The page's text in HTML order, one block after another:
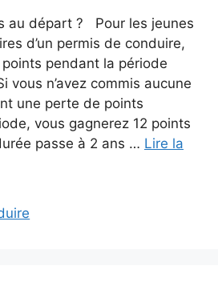
au départ ? Pour les jeunes
d’un permis de conduire,
pendant la période
vous n’avez commis aucune
une perte de points
vous gagnerez 12 points
passe à 2 ans … Lire la